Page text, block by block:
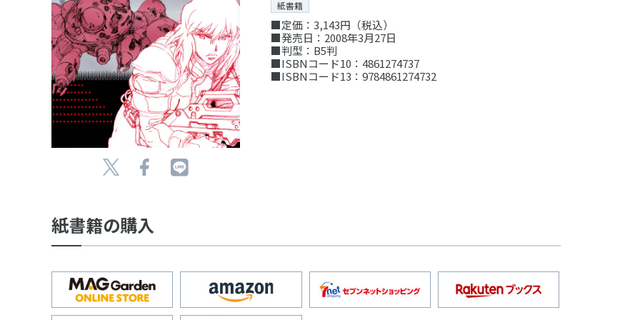
紙書籍
■定価：3,143円（税込）
■発売日：2008年3月27日
■判型：B5判
■ISBNコード10：4861274737
■ISBNコード13：9784861274732
紙書籍の購入